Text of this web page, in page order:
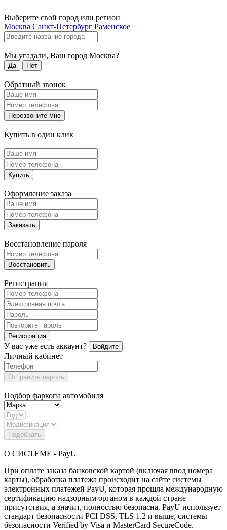
Выберите свой город или регион
Москва Санкт-Петербург Раменское
Мы угадали, Ваш город Москва?
Да Нет
Обратный звонок
Перезвоните мне
Купить в один клик
Купить
Оформление заказа
Заказать
Восстановление пароля
Восстановить
Регистрация
Регистрация
У вас уже есть аккаунт? Войдите
Личный кабинет
Отправить пароль
Подбор фаркопа автомобиля
Подобрать
О СИСТЕМЕ - PayU
При оплате заказа банковской картой (включая ввод номера
карты), обработка платежа происходит на сайте системы
электронных платежей PayU, которая прошла международную
сертификацию надзорным органом в каждой стране
присутствия, а значит, полностью безопасна. PayU использует
стандарт безопасности PCI DSS, TLS 1.2 и выше, системы
безопасности Verified by Visa и MasterCard SecureCode.